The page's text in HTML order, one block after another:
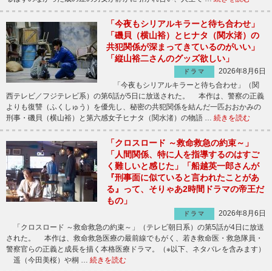
「今夜もシリアルキラーと待ち合わせ」
「磯貝（横山裕）とヒナタ（関水渚）の
共犯関係が深まってきているのがいい」
「縦山裕二さんのグッズ欲しい」
ドラマ
2026年8月6日
「今夜もシリアルキラーと待ち合わせ」（関
西テレビ／フジテレビ系）の第6話が5日に放送された。 本作は、警察の正義
よりも復讐（ふくしゅう）を優先し、秘密の共犯関係を結んだ一匹おおかみの
刑事・磯貝（横山裕）と第六感女子ヒナタ（関水渚）の物語 … 続きを読む
「クロスロード ～救命救急の約束～」
「人間関係、特に人を指導するのはすご
く難しいと感じた」「船越英一郎さんが
『刑事面に似ていると言われたことがあ
る』って、そりゃあ2時間ドラマの帝王だ
もの」
ドラマ
2026年8月6日
「クロスロード ～救命救急の約束～」（テレビ朝日系）の第5話が4日に放送
された。 本作は、救命救急医療の最前線でもがく、若き救命医・救急隊員・
警察官らの正義と成長を描く本格医療ドラマ。（※以下、ネタバレを含みます）
遥（今田美桜）や桐 … 続きを読む